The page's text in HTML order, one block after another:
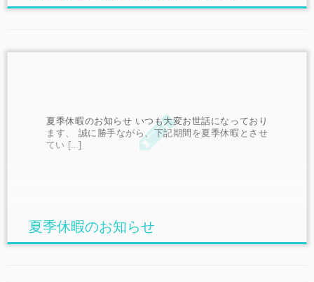
夏季休暇のお知らせ いつも大変お世話になっており
ます、 誠に勝手ながら、下記期間を夏季休暇とさせ
てい […]
夏季休暇のお知らせ